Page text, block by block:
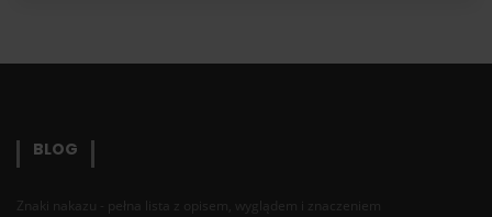
BLOG
Znaki nakazu - pełna lista z opisem, wyglądem i znaczeniem